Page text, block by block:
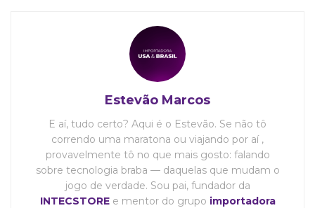
Estevão Marcos
E aí, tudo certo? Aqui é o Estevão. Se não tô
correndo uma maratona ou viajando por aí ,
provavelmente tô no que mais gosto: falando
sobre tecnologia braba — daquelas que mudam o
jogo de verdade. Sou pai, fundador da
INTECSTOREe mentor do grupo importadora